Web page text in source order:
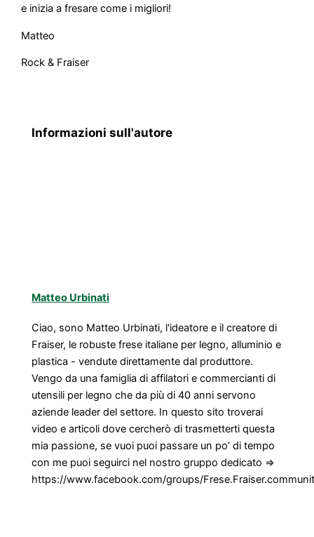
e inizia a fresare come i migliori!
Matteo
Rock & Fraiser
Informazioni sull'autore
Matteo Urbinati
Ciao, sono Matteo Urbinati, l'ideatore e il creatore di
Fraiser, le robuste frese italiane per legno, alluminio e
plastica - vendute direttamente dal produttore.
Vengo da una famiglia di affilatori e commercianti di
utensili per legno che da più di 40 anni servono
aziende leader del settore. In questo sito troverai
video e articoli dove cercherò di trasmetterti questa
mia passione, se vuoi puoi passare un po’ di tempo
con me puoi seguirci nel nostro gruppo dedicato =>
https://www.facebook.com/groups/